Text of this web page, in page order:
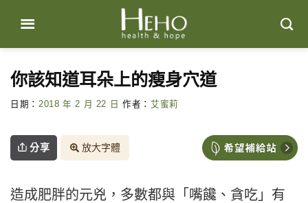
content
你該知道耳朵上的瘦身穴道
日期： 2018 年 2 月 22 日 作者： 艾蜜莉
分享 放大字體
造成肥胖的元兇，多數都與「嘴饞、貪吃」有